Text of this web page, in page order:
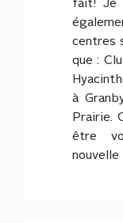
fait! Je
centres
que :
à
Prairie.
être
nouvelle